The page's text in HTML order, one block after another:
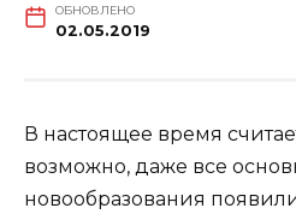
ОБНОВЛЕНО
02.05.2019
В настоящее время
возможно, даже все
новообразования